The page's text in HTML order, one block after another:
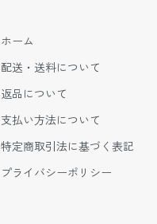
ホーム
配送・送料について
返品について
支払い方法について
特定商取引法に基づく表記
プライバシーポリシー